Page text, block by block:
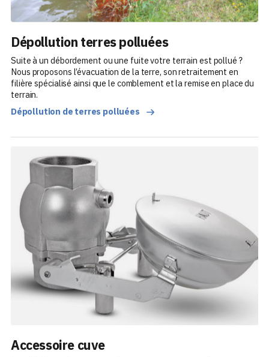
Dépollution terres polluées
Suite à un débordement ou une fuite votre terrain est pollué ?
Nous proposons l’évacuation de la terre, son retraitement en
filière spécialisé ainsi que le comblement et la remise en place du
terrain.
Dépollution de terres polluées
Accessoire cuve